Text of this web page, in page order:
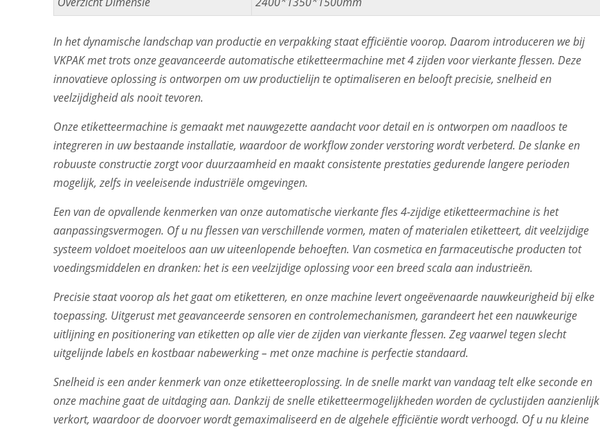
In het dynamische landschap van productie en verpakking staat efficiëntie voorop. Daarom introduceren we bij
VKPAK met trots onze geavanceerde automatische etiketteermachine met 4 zijden voor vierkante flessen. Deze
innovatieve oplossing is ontworpen om uw productielijn te optimaliseren en belooft precisie, snelheid en
veelzijdigheid als nooit tevoren.
Onze etiketteermachine is gemaakt met nauwgezette aandacht voor detail en is ontworpen om naadloos te
integreren in uw bestaande installatie, waardoor de workflow zonder verstoring wordt verbeterd. De slanke en
robuuste constructie zorgt voor duurzaamheid en maakt consistente prestaties gedurende langere perioden
mogelijk, zelfs in veeleisende industriële omgevingen.
Een van de opvallende kenmerken van onze automatische vierkante fles 4-zijdige etiketteermachine is het
aanpassingsvermogen. Of u nu flessen van verschillende vormen, maten of materialen etiketteert, dit veelzijdige
systeem voldoet moeiteloos aan uw uiteenlopende behoeften. Van cosmetica en farmaceutische producten tot
voedingsmiddelen en dranken: het is een veelzijdige oplossing voor een breed scala aan industrieën.
Precisie staat voorop als het gaat om etiketteren, en onze machine levert ongeëvenaarde nauwkeurigheid bij elke
toepassing. Uitgerust met geavanceerde sensoren en controlemechanismen, garandeert het een nauwkeurige
uitlijning en positionering van etiketten op alle vier de zijden van vierkante flessen. Zeg vaarwel tegen slecht
uitgelijnde labels en kostbaar nabewerking – met onze machine is perfectie standaard.
Snelheid is een ander kenmerk van onze etiketteeroplossing. In de snelle markt van vandaag telt elke seconde en
onze machine gaat de uitdaging aan. Dankzij de snelle etiketteermogelijkheden worden de cyclustijden aanzienlijk
verkort, waardoor de doorvoer wordt gemaximaliseerd en de algehele efficiëntie wordt verhoogd. Of u nu kleine